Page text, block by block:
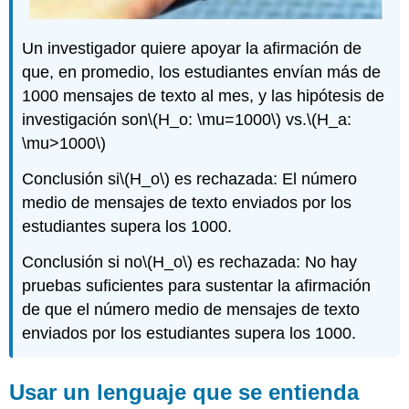
muestra
aleatoria
Las
conclusiones
deben
abordar
potencial
o
la
necesidad
más
investigaciones,
devolviendo
primer
Un investigador quiere apoyar la afirmación de
que, en promedio, los estudiantes envían más de
1000 mensajes de texto al mes, y las hipótesis de
investigación son\(H_o: \mu=1000\) vs.\(H_a:
\mu>1000\)
Conclusión si\(H_o\) es rechazada: El número
medio de mensajes de texto enviados por los
estudiantes supera los 1000.
Conclusión si no\(H_o\) es rechazada: No hay
pruebas suficientes para sustentar la afirmación
de que el número medio de mensajes de texto
enviados por los estudiantes supera los 1000.
Usar un lenguaje que se entienda